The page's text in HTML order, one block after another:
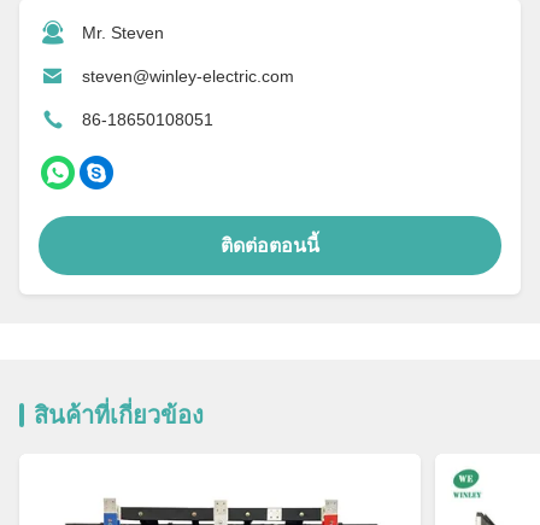
Mr. Steven
steven@winley-electric.com
86-18650108051
ติดต่อตอนนี้
สินค้าที่เกี่ยวข้อง